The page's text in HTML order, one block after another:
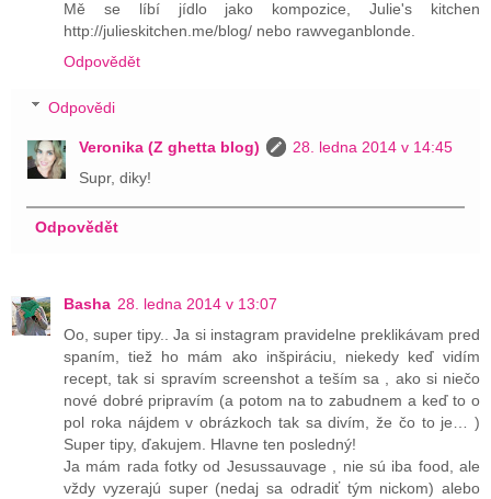
Mě se líbí jídlo jako kompozice, Julie's kitchen
http://julieskitchen.me/blog/ nebo rawveganblonde.
Odpovědět
Odpovědi
Veronika (Z ghetta blog)
28. ledna 2014 v 14:45
Supr, diky!
Odpovědět
Basha 28. ledna 2014 v 13:07
Oo, super tipy.. Ja si instagram pravidelne preklikávam pred
spaním, tiež ho mám ako inšpiráciu, niekedy keď vidím
recept, tak si spravím screenshot a teším sa , ako si niečo
nové dobré pripravím (a potom na to zabudnem a keď to o
pol roka nájdem v obrázkoch tak sa divím, že čo to je… )
Super tipy, ďakujem. Hlavne ten posledný!
Ja mám rada fotky od Jesussauvage , nie sú iba food, ale
vždy vyzerajú super (nedaj sa odradiť tým nickom) alebo